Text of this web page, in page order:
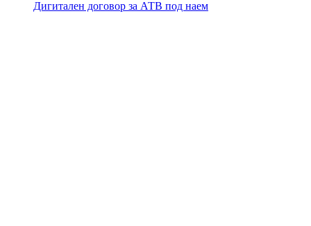
Дигитален договор за АТВ под наем